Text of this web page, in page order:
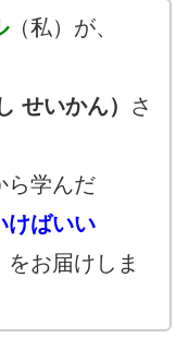
（私）が、
せいかん）
さ
ら学んだ
けばいい
をお届けしま